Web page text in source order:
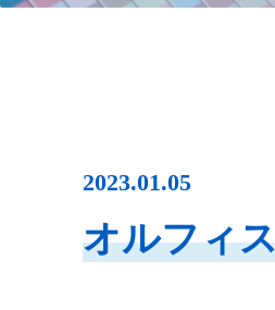
2023.01.05
オルフィ